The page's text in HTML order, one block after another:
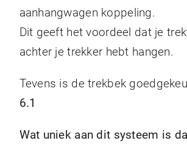
aanhangwagen koppeling.
Dit geeft het voordeel dat je
achter je trekker hebt hangen.
Tevens is de trekbek
6.1
Wat uniek aan dit systeem is